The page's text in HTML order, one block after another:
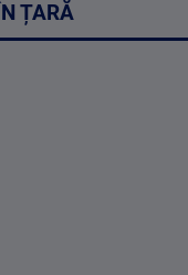
ȚARĂ